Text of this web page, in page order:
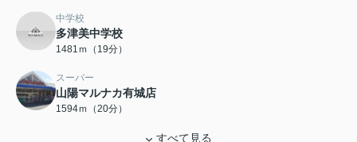
中学校
多津美中学校
1481ｍ（19分）
スーパー
山陽マルナカ有城店
1594ｍ（20分）
すべて見る